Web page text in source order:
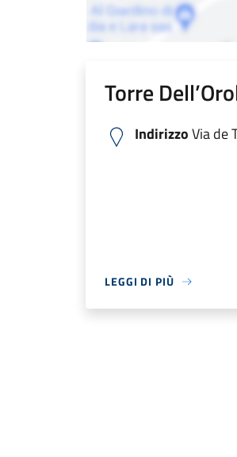
Torre
IndirizzoVia de
LEGGI DI PIÙ